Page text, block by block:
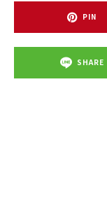
PIN
SHARE